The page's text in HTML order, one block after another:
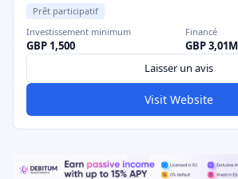
Prêt participatif
Investissement minimum
GBP 1,500
Financé
GBP 3,01M
Laisser un avis
Visit Website